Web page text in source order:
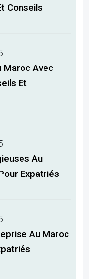
Conseils
Maroc Avec
Et
Au
Expatriés
Au Maroc